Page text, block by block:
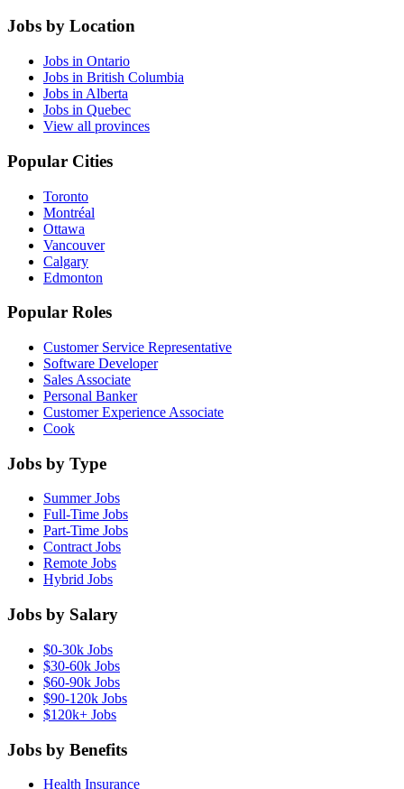
Jobs by Location
Jobs in Ontario
Jobs in British Columbia
Jobs in Alberta
Jobs in Quebec
View all provinces
Popular Cities
Toronto
Montréal
Ottawa
Vancouver
Calgary
Edmonton
Popular Roles
Customer Service Representative
Software Developer
Sales Associate
Personal Banker
Customer Experience Associate
Cook
Jobs by Type
Summer Jobs
Full-Time Jobs
Part-Time Jobs
Contract Jobs
Remote Jobs
Hybrid Jobs
Jobs by Salary
$0-30k Jobs
$30-60k Jobs
$60-90k Jobs
$90-120k Jobs
$120k+ Jobs
Jobs by Benefits
Health Insurance